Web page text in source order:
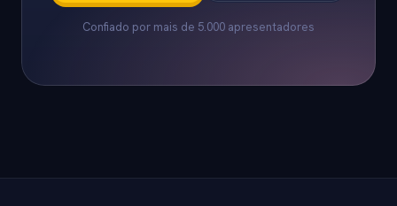
Confiado por mais de 5.000 apresentadores